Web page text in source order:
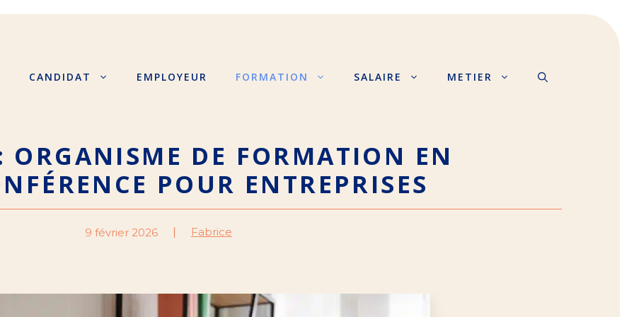
CANDIDAT EMPLOYEUR FORMATION SALAIRE METIER
ORGANISME DE FORMATION EN
POUR ENTREPRISES
9 février 2026 Fabrice